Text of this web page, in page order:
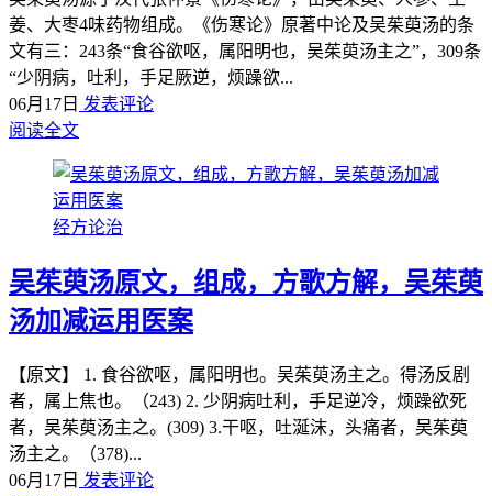
姜、大枣4味药物组成。《伤寒论》原著中论及吴茱萸汤的条
文有三：243条“食谷欲呕，属阳明也，吴茱萸汤主之”，309条
“少阴病，吐利，手足厥逆，烦躁欲...
06月17日 发表评论
阅读全文
经方论治
吴茱萸汤原文，组成，方歌方解，吴茱萸
汤加减运用医案
【原文】 1. 食谷欲呕，属阳明也。吴茱萸汤主之。得汤反剧
者，属上焦也。（243) 2. 少阴病吐利，手足逆冷，烦躁欲死
者，吴茱萸汤主之。(309) 3.干呕，吐涎沫，头痛者，吴茱萸
汤主之。（378)...
06月17日 发表评论